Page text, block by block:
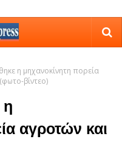
η μηχανοκίνητη πορεία
βίντεο)
η
αγροτών και